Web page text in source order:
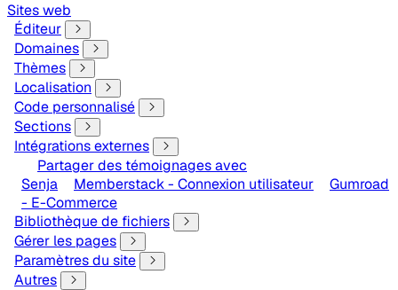
Sites web
Éditeur
Domaines
Thèmes
Localisation
Code personnalisé
Sections
Intégrations externes
Partager des témoignages avec
Senja
Memberstack - Connexion utilisateur
Gumroad
- E-Commerce
Bibliothèque de fichiers
Gérer les pages
Paramètres du site
Autres